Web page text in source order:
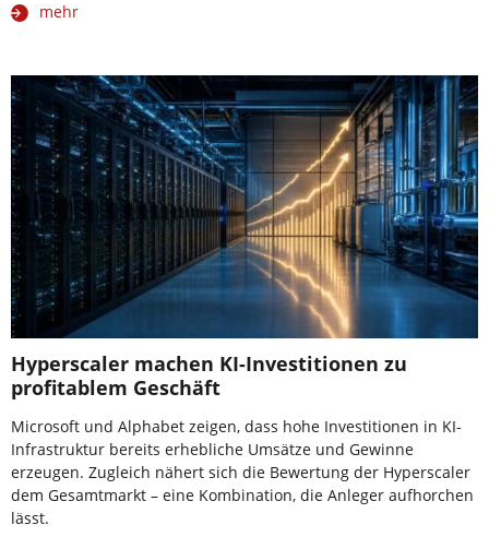
mehr
Hyperscaler machen KI-Investitionen zu
profitablem Geschäft
Microsoft und Alphabet zeigen, dass hohe Investitionen in KI-
Infrastruktur bereits erhebliche Umsätze und Gewinne
erzeugen. Zugleich nähert sich die Bewertung der Hyperscaler
dem Gesamtmarkt – eine Kombination, die Anleger aufhorchen
lässt.